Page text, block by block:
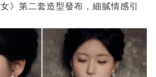
》第二套造型發布，細膩情感引